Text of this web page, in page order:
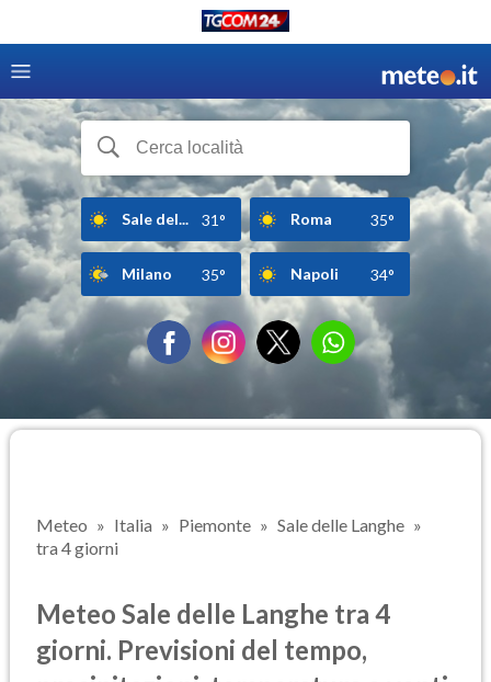
Sale del... 31° Roma 35°
Milano 35° Napoli 34°
Meteo Italia Piemonte
Sale delle Langhe
tra 4 giorni
Meteo Sale delle Langhe tra 4
giorni. Previsioni del tempo,